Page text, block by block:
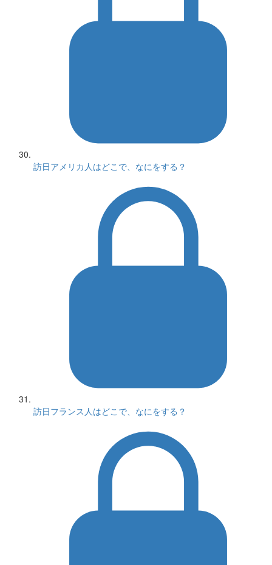
訪日アメリカ人はどこで、なにをする？
訪日フランス人はどこで、なにをする？